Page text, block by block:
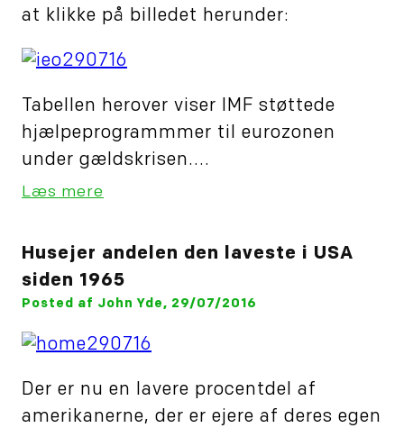
at klikke på billedet herunder:
Tabellen herover viser IMF støttede
hjælpeprogrammmer til eurozonen
under gældskrisen....
Læs mere
Husejer andelen den laveste i USA
siden 1965
Posted af John Yde, 29/07/2016
Der er nu en lavere procentdel af
amerikanerne, der er ejere af deres egen